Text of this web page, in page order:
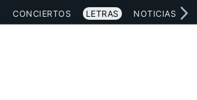
CONCIERTOS LETRAS NOTICIAS